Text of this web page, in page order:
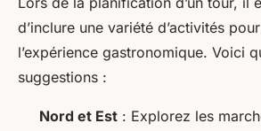
d’inclure une variété d’activités
l’expérience gastronomique. Voici
suggestions :
Nord et Est : Explorez les